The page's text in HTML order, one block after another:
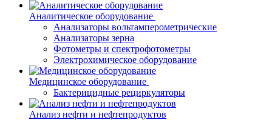
Аналитическое оборудование
Анализаторы вольтамперометрические
Анализаторы зерна
Фотометры и спектрофотометры
Электрохимическое оборудование
Медицинское оборудование
Бактерицидные рециркуляторы
Анализ нефти и нефтепродуктов